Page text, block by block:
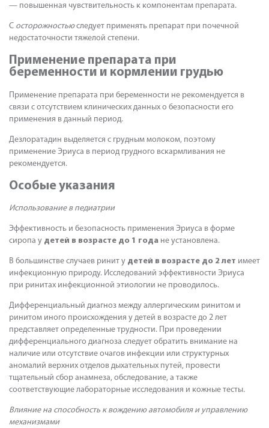
— повышенная чувствительность к компонентам препарата.
С осторожностьюследует применять препарат при почечной
недостаточности тяжелой степени.
Применение препарата при
беременности и кормлении грудью
Применение препарата при беременности не рекомендуется в
связи с отсутствием клинических данных о безопасности его
применения в данный период.
Дезлоратадин выделяется с грудным молоком, поэтому
применение Эриуса в период грудного вскармливания не
рекомендуется.
Особые указания
Использование в педиатрии
Эффективность и безопасность применения Эриуса в форме
сиропа у детей в возрасте до 1 года не установлена.
В большинстве случаев ринит у детей в возрасте до 2 лет имеет
инфекционную природу. Исследований эффективности Эриуса
при ринитах инфекционной этиологии не проводилось.
Дифференциальный диагноз между аллергическим ринитом и
ринитом иного происхождения у детей в возрасте до 2 лет
представляет определенные трудности. При проведении
дифференциального диагноза следует обратить внимание на
наличие или отсутствие очагов инфекции или структурных
аномалий верхних отделов дыхательных путей, провести
тщательный сбор анамнеза, обследование, а также
соответствующие лабораторные исследования и кожные тесты.
Влияние на способность к вождению автомобиля и управлению
механизмами